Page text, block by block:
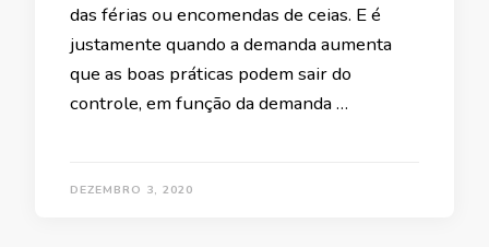
das férias ou encomendas de ceias. E é
justamente quando a demanda aumenta
que as boas práticas podem sair do
controle, em função da demanda …
DEZEMBRO 3, 2020